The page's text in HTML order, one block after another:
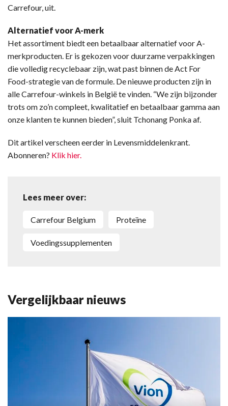
Carrefour, uit.
Alternatief voor A-merk
Het assortiment biedt een betaalbaar alternatief voor A-
merkproducten. Er is gekozen voor duurzame verpakkingen
die volledig recyclebaar zijn, wat past binnen de Act For
Food-strategie van de formule. De nieuwe producten zijn in
alle Carrefour-winkels in België te vinden. “We zijn bijzonder
trots om zo’n compleet, kwalitatief en betaalbaar gamma aan
onze klanten te kunnen bieden”, sluit Tchonang Ponka af.
Dit artikel verscheen eerder in Levensmiddelenkrant.
Abonneren? Klik hier.
Lees meer over:
Carrefour Belgium proteïne
voedingssupplementen
Vergelijkbaar nieuws